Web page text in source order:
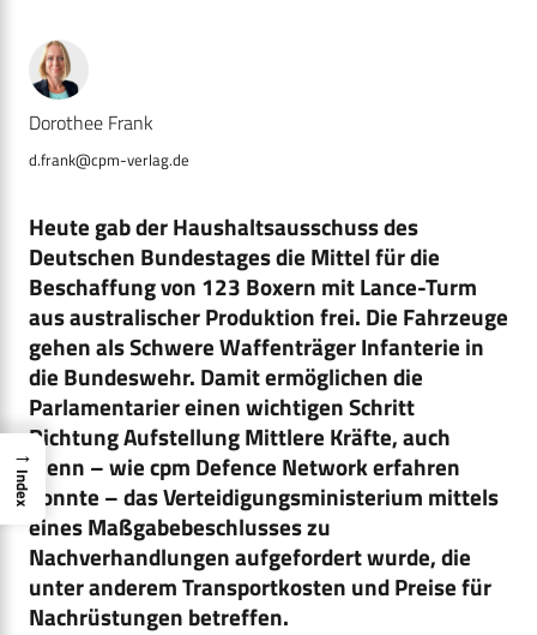
Dorothee Frank
d.frank@cpm-verlag.de
Heute gab der Haushaltsausschuss des
Deutschen Bundestages die Mittel für die
Beschaffung von 123 Boxern mit Lance-Turm
aus australischer Produktion frei. Die Fahrzeuge
gehen als Schwere Waffenträger Infanterie in
die Bundeswehr. Damit ermöglichen die
Parlamentarier einen wichtigen Schritt
Richtung Aufstellung Mittlere Kräfte, auch
wenn – wie cpm Defence Network erfahren
konnte – das Verteidigungsministerium mittels
eines Maßgabebeschlusses zu
Nachverhandlungen aufgefordert wurde, die
unter anderem Transportkosten und Preise für
Nachrüstungen betreffen.
→
Index